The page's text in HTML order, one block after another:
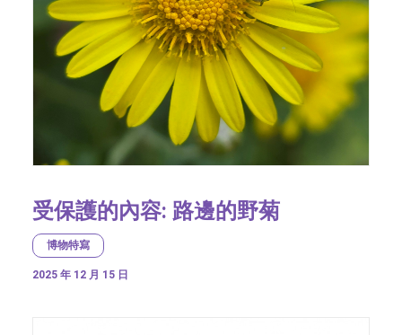
受保護的內容: 路邊的野菊
博物特寫
2025 年 12 月 15 日